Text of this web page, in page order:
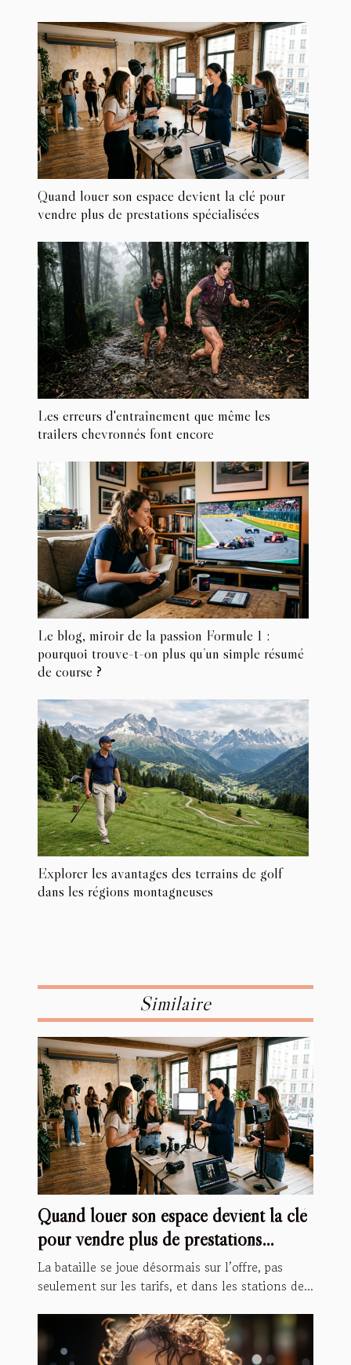
Quand louer son espace devient la clé pour
vendre plus de prestations spécialisées
Les erreurs d'entraînement que même les
trailers chevronnés font encore
Le blog, miroir de la passion Formule 1 :
pourquoi trouve-t-on plus qu’un simple résumé
de course ?
Explorer les avantages des terrains de golf
dans les régions montagneuses
Similaire
Quand louer son espace devient la clé
pour vendre plus de prestations
spécialisées
La bataille se joue désormais sur l’offre, pas
seulement sur les tarifs, et dans les stations de...